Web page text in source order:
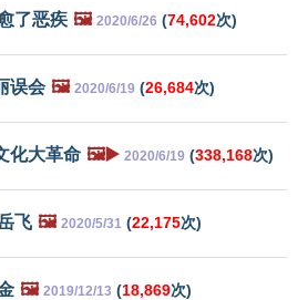
了恶疾 🖼️ 2020/6/26 (74,602次)
误会 🖼️ 2020/6/19 (26,684次)
化大革命 🖼️▶️ 2020/6/19 (338,168次)
飞 🖼️ 2020/5/31 (22,175次)
🖼️ 2019/12/13 (18,869次)